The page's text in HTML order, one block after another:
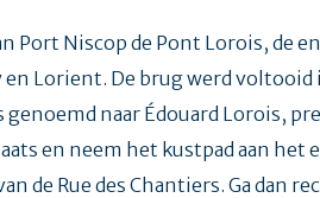
Port Niscop de Pont Lorois, de
Lorient. De brug werd voltooid
naar Édouard Lorois,
en neem het kustpad aan het
de Rue des Chantiers. Ga dan